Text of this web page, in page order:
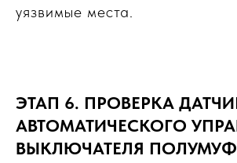
уязвимые места.
ЭТАП 6. ПРОВЕРКА
АВТОМАТИЧЕСКОГО
ВЫКЛЮЧАТЕЛЯ